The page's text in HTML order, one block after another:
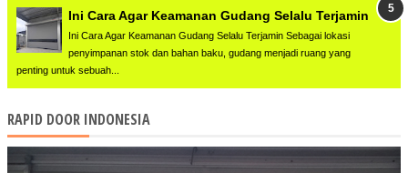
Ini Cara Agar Keamanan Gudang Selalu Terjamin
Ini Cara Agar Keamanan Gudang Selalu Terjamin Sebagai lokasi
penyimpanan stok dan bahan baku, gudang menjadi ruang yang
penting untuk sebuah...
RAPID DOOR INDONESIA